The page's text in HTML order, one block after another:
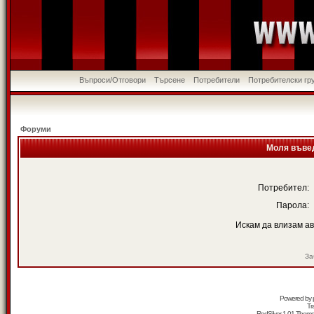
Въпроси/Отговори Търсене Потребители Потребителски
Форуми
Моля
Потребител:
Парола:
Искам да влизам
Powered by